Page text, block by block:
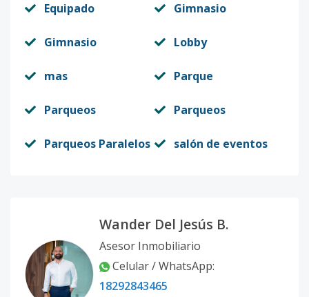
Equipado Gimnasio
Gimnasio Lobby
mas Parque
Parqueos Parqueos
Parqueos Paralelos salón de eventos
Wander Del Jesús B.
Asesor Inmobiliario
Celular / WhatsApp:
18292843465